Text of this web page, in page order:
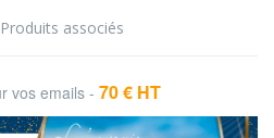
Produits associés
vos emails - 70 € HT